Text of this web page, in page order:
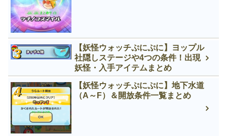
【妖怪ウォッチぷにぷに】ヨップル
社隠しステージや4つの条件！出現
妖怪・入手アイテムまとめ
【妖怪ウォッチぷにぷに】地下水道
（A～F）＆開放条件一覧まとめ